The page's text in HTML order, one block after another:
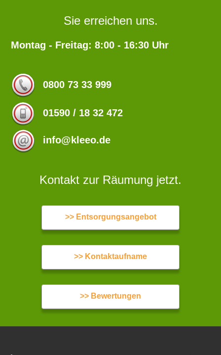
Sie erreichen uns.
Montag - Freitag: 8:00 - 16:30 Uhr
0800 73 33 999
01590 / 18 32 472
info@kleeo.de
Kontakt zur Räumung jetzt.
>> Entsorgungsangebot
>> Kontaktaufname
>> Bewertungen